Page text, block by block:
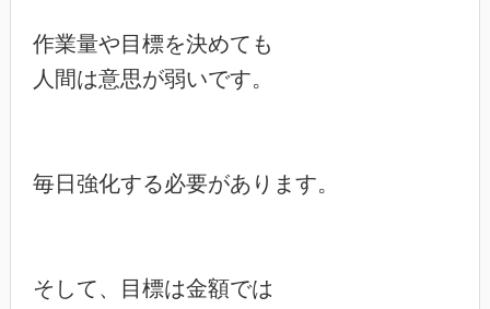
作業量や目標を決めても
人間は意思が弱いです。
毎日強化する必要があります。
そして、目標は金額では